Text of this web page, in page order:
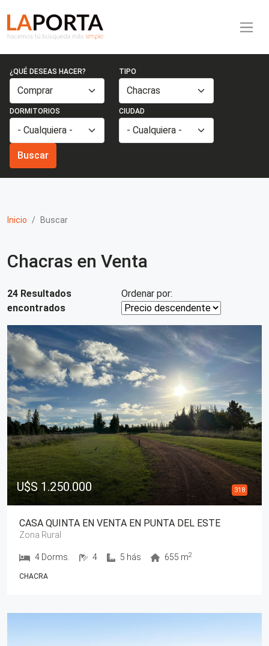
¿QUÉ DESEAS HACER? TIPO
DORMITORIOS CIUDAD
Buscar
Inicio Buscar
Chacras en Venta
24 Resultados
encontrados
Ordenar por:
U$S 1.250.000 318
CASA QUINTA EN VENTA EN PUNTA DEL ESTE
Zona Rural
4 Dorms. 4 5 hás 655 m2
CHACRA